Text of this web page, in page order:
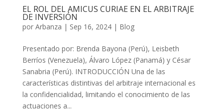
EL ROL DEL AMICUS CURIAE EN EL ARBITRAJE
DE INVERSIÓN
por Arbanza | Sep 16, 2024| Blog
Presentado por: Brenda Bayona (Perú), Leisbeth
Berríos (Venezuela), Álvaro López (Panamá) y César
Sanabria (Perú). INTRODUCCIÓN Una de las
características distintivas del arbitraje internacional es
la confidencialidad, limitando el conocimiento de las
actuaciones a...